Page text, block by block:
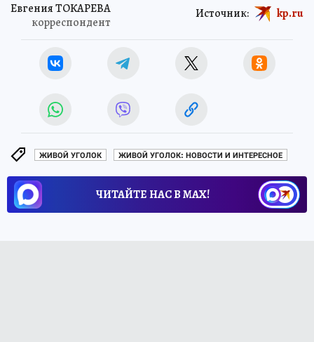
Евгения ТОКАРЕВА
корреспондент
Источник: kp.ru
ЖИВОЙ УГОЛОК ЖИВОЙ УГОЛОК: НОВОСТИ И ИНТЕРЕСНОЕ
ЧИТАЙТЕ НАС В МАХ!